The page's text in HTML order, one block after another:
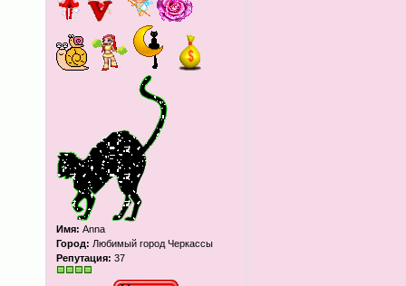
Имя: Anna
Город: Любимый город Черкассы
Репутация: 37